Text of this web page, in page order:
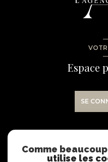
Espace
SE
Comme
utilise les